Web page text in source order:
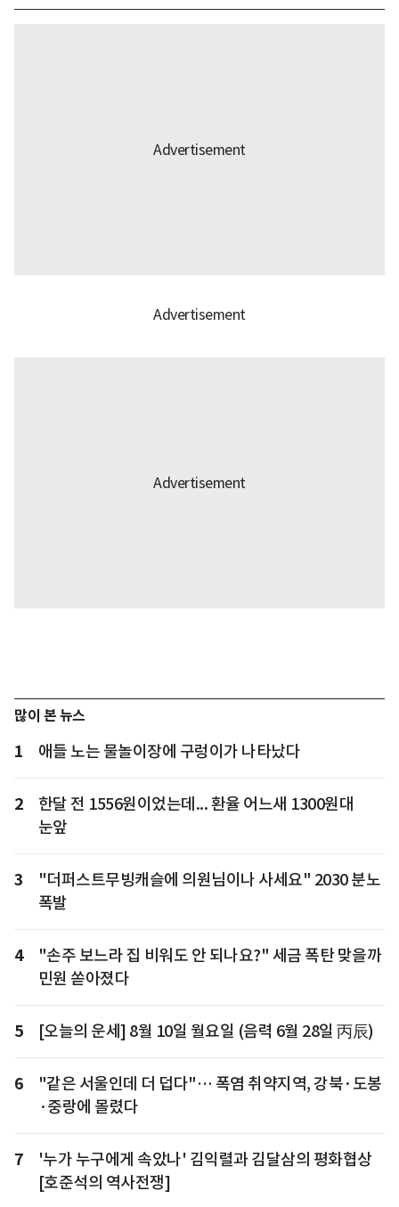
많이 본 뉴스
1 애들 노는 물놀이장에 구렁이가 나타났다
2
한달 전 1556원이었는데... 환율 어느새 1300원대
눈앞
3
"더퍼스트무빙캐슬에 의원님이나 사세요" 2030 분노
폭발
4
"손주 보느라 집 비워도 안 되나요?" 세금 폭탄 맞을까
민원 쏟아졌다
5 [오늘의 운세] 8월 10일 월요일 (음력 6월 28일 丙辰)
6
"같은 서울인데 더 덥다"… 폭염 취약지역, 강북·도봉
·중랑에 몰렸다
7
'누가 누구에게 속았나' 김익렬과 김달삼의 평화협상
[호준석의 역사전쟁]